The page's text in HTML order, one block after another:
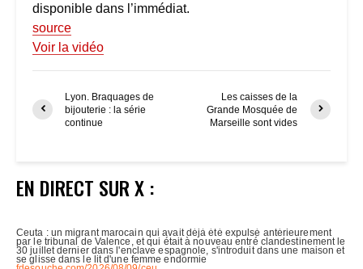
disponible dans l’immédiat.
source
Voir la vidéo
Lyon. Braquages de
bijouterie : la série
continue
Les caisses de la
Grande Mosquée de
Marseille sont vides
EN DIRECT SUR X :